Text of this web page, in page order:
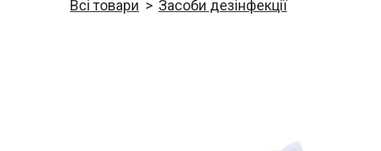
Всі товари Засоби дезінфекції